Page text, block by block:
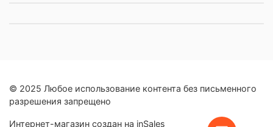
© 2025 Любое использование контента без письменного
разрешения запрещено
Интернет-магазин создан на inSales